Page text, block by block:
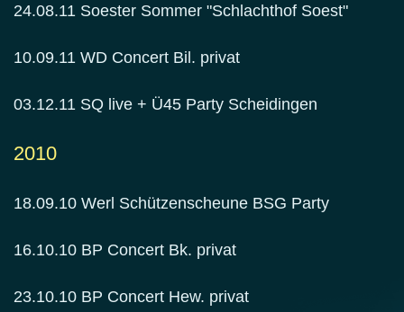
24.08.11 Soester Sommer "Schlachthof Soest"
10.09.11 WD Concert Bil. privat
03.12.11 SQ live + Ü45 Party Scheidingen
2010
18.09.10 Werl Schützenscheune BSG Party
16.10.10 BP Concert Bk. privat
23.10.10 BP Concert Hew. privat